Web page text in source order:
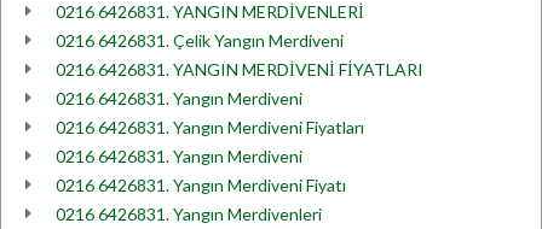
0216 6426831. YANGIN MERDİVENLERİ
0216 6426831. Çelik Yangın Merdiveni
0216 6426831. YANGIN MERDİVENİ FİYATLARI
0216 6426831. Yangın Merdiveni
0216 6426831. Yangın Merdiveni Fiyatları
0216 6426831. Yangın Merdiveni
0216 6426831. Yangın Merdiveni Fiyatı
0216 6426831. Yangın Merdivenleri